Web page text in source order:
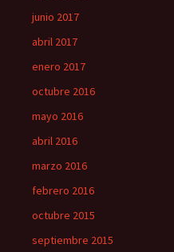
junio 2017
abril 2017
enero 2017
octubre 2016
mayo 2016
abril 2016
marzo 2016
febrero 2016
octubre 2015
septiembre 2015